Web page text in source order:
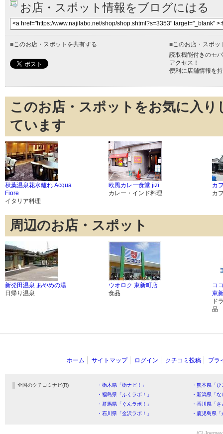
お店・スポット情報をブログにはる
■ このお店・スポットを共有する ■ このお店・スポ
読取機能付きのモ
アクセス！
便利に店舗情報を
このお店・スポットをお気に入
ています
秋葉温泉花水離れ Acqua
Fiore
イタリア料理
欧風カレー食堂 jizi
カレー・インド料理
カ
カ
周辺のお店・スポット
新発田温泉 あやめの湯
日帰り温泉
ウオロク 東新町店
食品
コ
東
ド
品
ホーム サイトマップ ログイン クチコミ投稿 プラ
全国のクチコミナビ(R) ・栃木県「栃ナビ！」
・熊本県「
・福島県「ふくラボ！」
・新潟県「
・群馬県「ぐんラボ！」
・香川県「
・石川県「金沢ラボ！」
・鹿児島県
(C)